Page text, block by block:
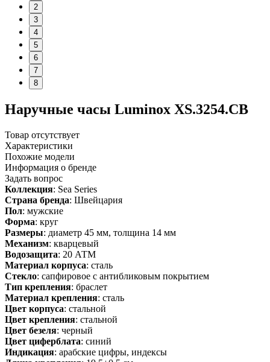
2
3
4
5
6
7
8
Наручные часы Luminox XS.3254.CB
Товар отсутствует
Характеристики
Похожие модели
Информация о бренде
Задать вопрос
Коллекция: Sea Series
Страна бренда: Швейцария
Пол: мужские
Форма: круг
Размеры: диаметр 45 мм, толщина 14 мм
Механизм: кварцевый
Водозащита: 20 АТМ
Материал корпуса: сталь
Стекло: сапфировое с антибликовым покрытием
Тип крепления: браслет
Материал крепления: сталь
Цвет корпуса: стальной
Цвет крепления: стальной
Цвет безеля: черный
Цвет циферблата: синий
Индикация: арабские цифры, индексы